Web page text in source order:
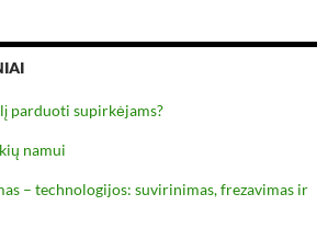
parduoti supirkėjams?
namui
– technologijos: suvirinimas, frezavimas ir